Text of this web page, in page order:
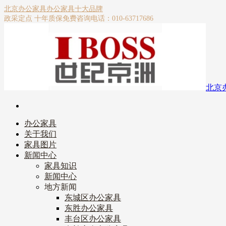
北京办公家具办公家具十大品牌
政采定点 十年质保免费咨询电话：010-63717686
北京
办公家具
关于我们
家具图片
新闻中心
家具知识
新闻中心
地方新闻
东城区办公家具
东胜办公家具
丰台区办公家具